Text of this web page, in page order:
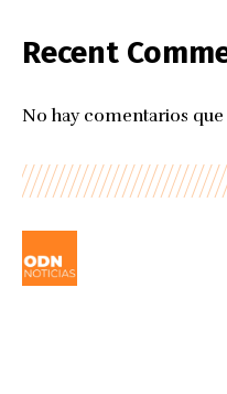
Recent
No hay comentarios